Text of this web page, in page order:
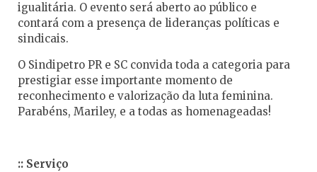
igualitária. O evento será aberto ao público e
contará com a presença de lideranças políticas e
sindicais.
O Sindipetro PR e SC convida toda a categoria para
prestigiar esse importante momento de
reconhecimento e valorização da luta feminina.
Parabéns, Mariley, e a todas as homenageadas!
:: Serviço